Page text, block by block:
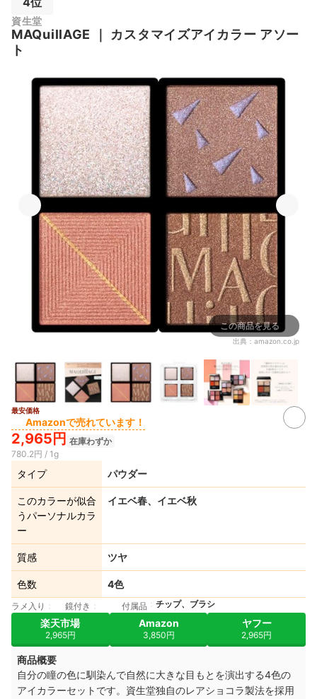
資生堂
MAQuillAGE
カスタマイズアイカラー アソー
ト
この商品を見る
出典： amazon.co.jp
最安価格
Amazonで売れています！
2,965円 在庫わずか
780.2円 / 1g
タイプ パウダー
このカラーが似合
うパーソナルカラ
ー
イエベ春、イエベ秋
質感 ツヤ
色数 4色
ラメ入り 鏡付き 付属品 チップ、ブラシ
楽天市場
2,965円
Amazon
3,850円
ヤフー
2,965円
商品概要
自分の瞳の色に馴染んで自然に大きな目もとを演出する4色の
アイカラーセットです。資生堂独自のレアショコラ製法を採用